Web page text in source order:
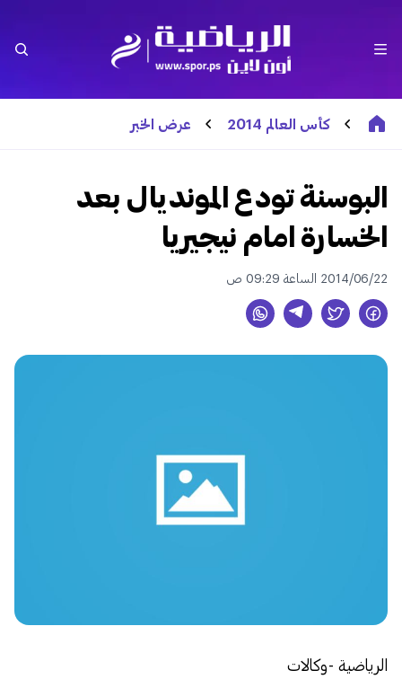
كأس العالم 2014 عرض الخبر
البوسنة تودع المونديال بعد
الخسارة امام نيجيريا
2014/06/22 الساعة 09:29 ص
الرياضية -وكالات